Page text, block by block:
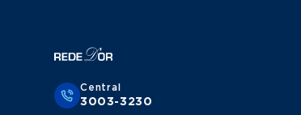
Central
3003-3230